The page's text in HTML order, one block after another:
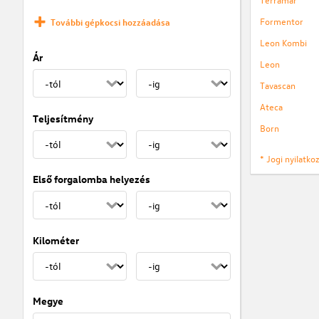
További gépkocsi hozzáadása
Ár
Teljesítmény
Első forgalomba helyezés
Kilométer
Megye
Formentor
Leon Kombi
Leon
Tavascan
Ateca
Born
* Jogi